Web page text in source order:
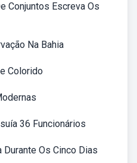
Conjuntos Escreva Os
Na Bahia
Colorido
36 Funcionários
Os Cinco Dias